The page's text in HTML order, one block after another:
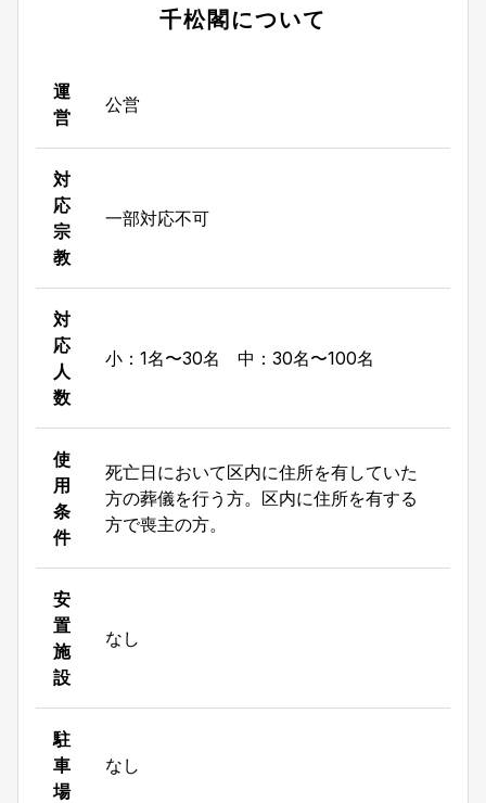
千松閣 について
運
営
公営
対
応
宗
教
一部対応不可
対
応
人
数
小：1名〜30名 中：30名〜100名
使
用
条
件
死亡日において区内に住所を有していた
方の葬儀を行う方。区内に住所を有する
方で喪主の方。
安
置
施
設
なし
駐
車
場
なし